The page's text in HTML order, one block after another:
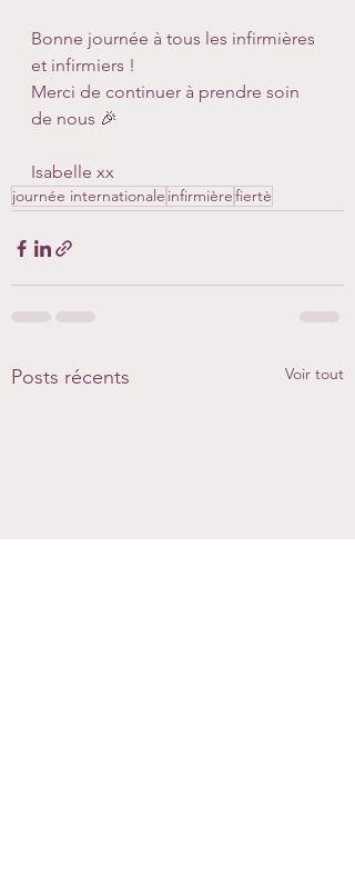
Bonne journée à tous les infirmières
et infirmiers !
Merci de continuer à prendre soin
de nous 🎉
Isabelle xx
journée internationale infirmièrefiertè
Posts récents Voir tout